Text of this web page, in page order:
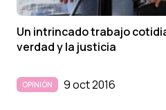
Un intrincado trabajo
verdad y la justicia
OPINIÓN 9 oct 2016